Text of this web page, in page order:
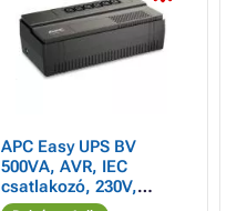
APC Easy UPS BV
500VA, AVR, IEC
csatlakozó, 230V,
(300W)